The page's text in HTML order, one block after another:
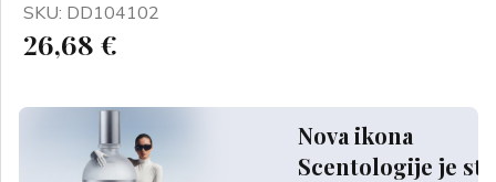
SKU: DD104102
26,68 €
Nova ikona
Scentologije je